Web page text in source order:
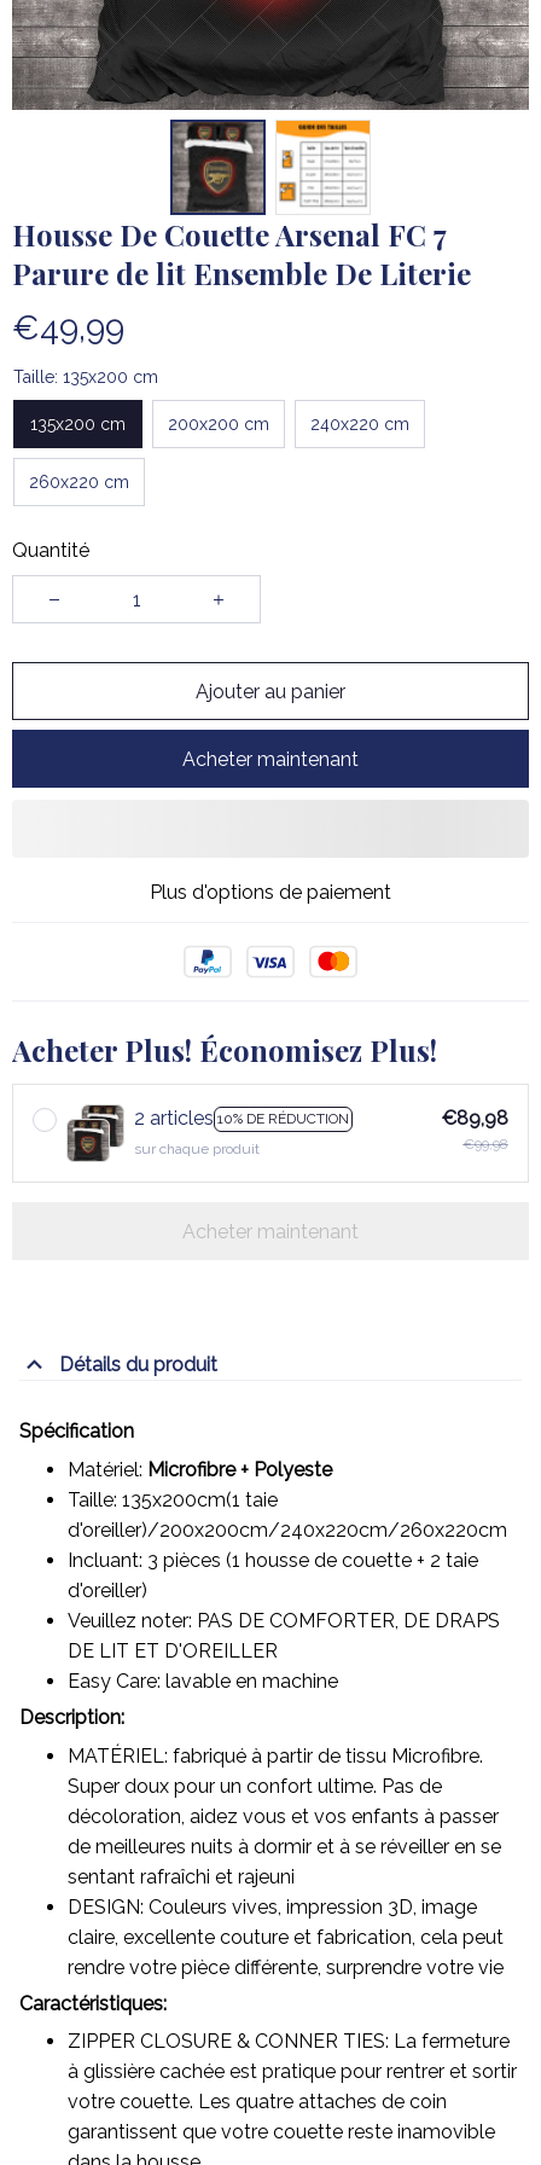
Housse De Couette Arsenal FC 7
Parure de lit Ensemble De Literie
€49,99
Taille: 135x200 cm
135x200 cm 200x200 cm 240x220 cm
260x220 cm
Quantité
Ajouter au panier
Acheter maintenant
Plus d'options de paiement
Acheter Plus! Économisez Plus!
2 articles 10% DE RÉDUCTION
sur chaque produit
€89,98
€99,98
Acheter maintenant
Détails du produit
Spécification
Matériel: Microfibre + Polyeste
Taille: 135x200cm(1 taie
d'oreiller)/200x200cm/240x220cm/260x220cm
Incluant: 3 pièces (1 housse de couette + 2 taie
d'oreiller)
Veuillez noter: PAS DE COMFORTER, DE DRAPS
DE LIT ET D'OREILLER
Easy Care: lavable en machine
Description:
MATÉRIEL: fabriqué à partir de tissu Microfibre.
Super doux pour un confort ultime. Pas de
décoloration, aidez vous et vos enfants à passer
de meilleures nuits à dormir et à se réveiller en se
sentant rafraîchi et rajeuni
DESIGN: Couleurs vives, impression 3D, image
claire, excellente couture et fabrication, cela peut
rendre votre pièce différente, surprendre votre vie
Caractéristiques:
ZIPPER CLOSURE & CONNER TIES: La fermeture
à glissière cachée est pratique pour rentrer et sortir
votre couette. Les quatre attaches de coin
garantissent que votre couette reste inamovible